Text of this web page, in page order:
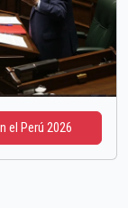
el Perú 2026